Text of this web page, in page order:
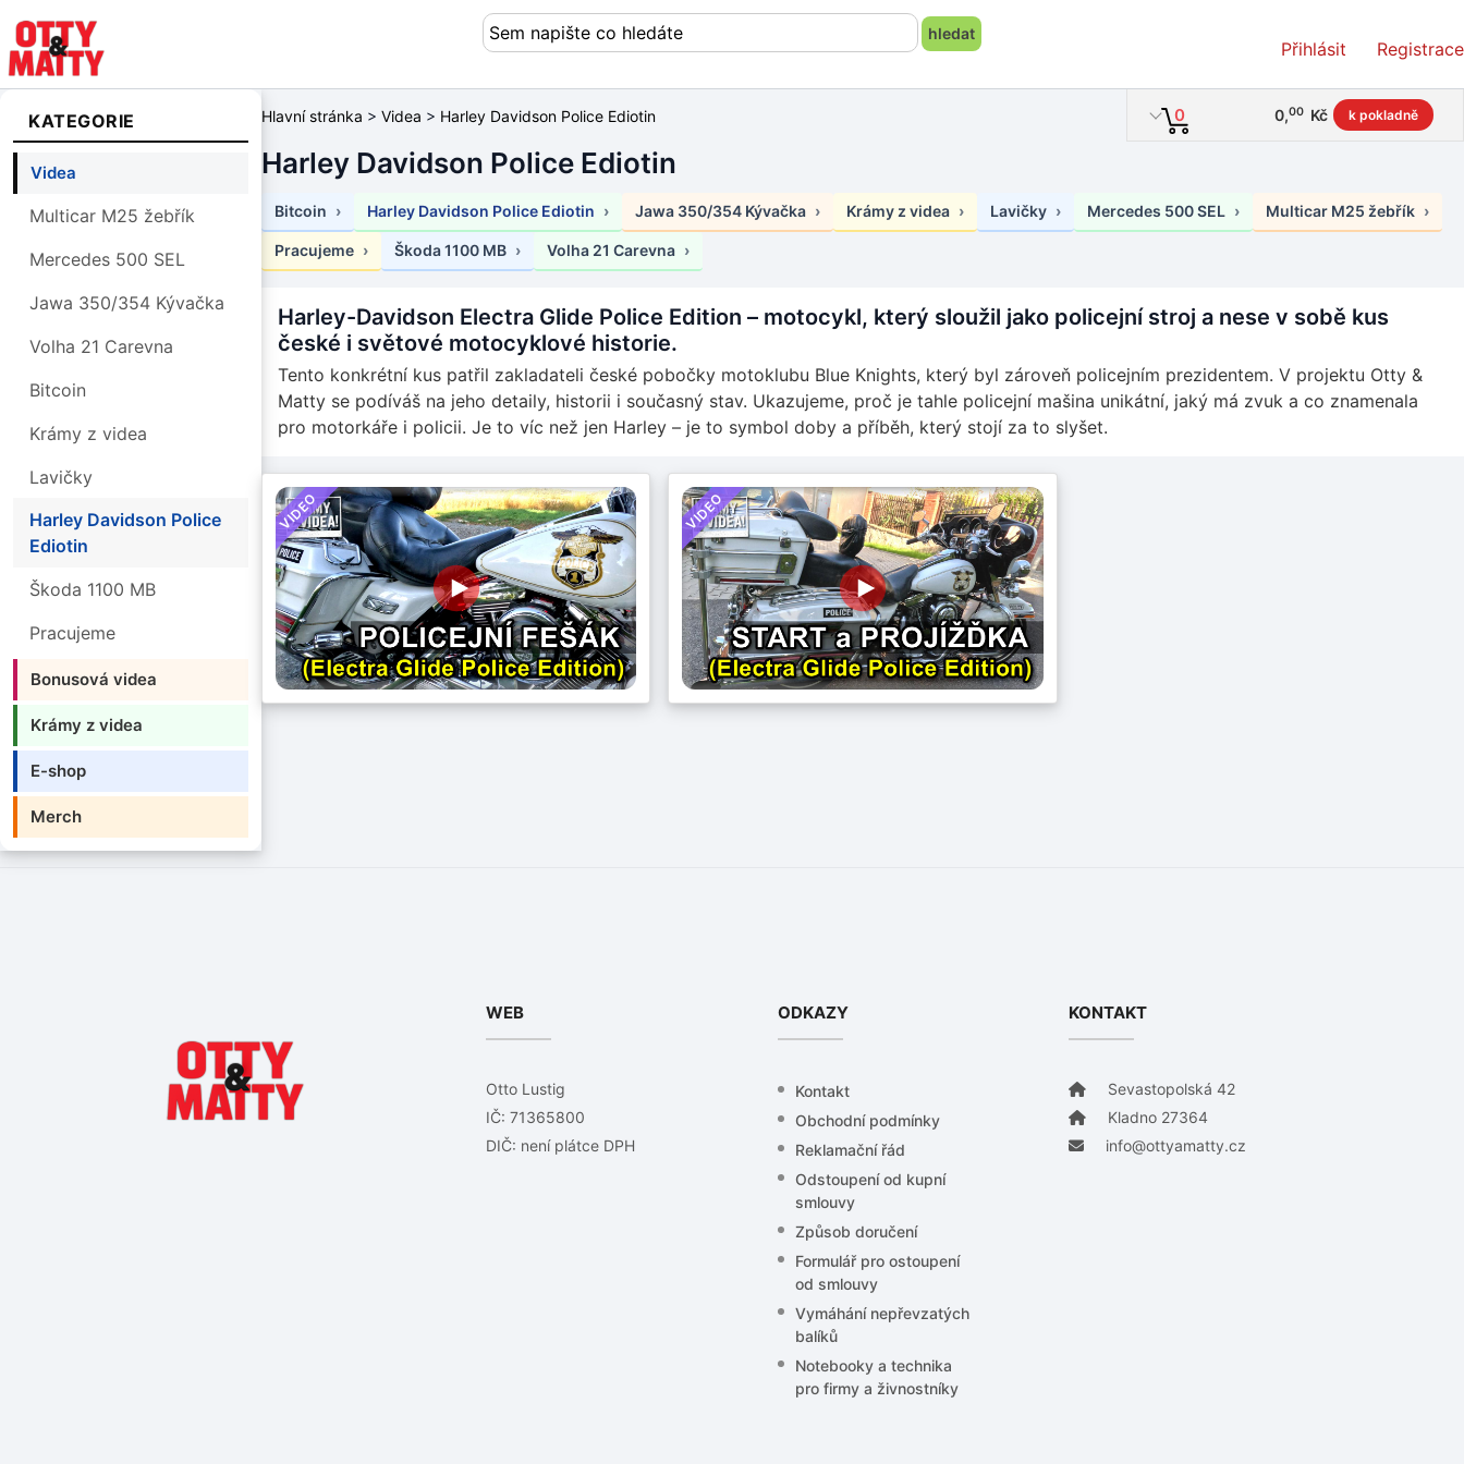
Přihlásit Registrace
0 0,00 Kč k pokladně
KATEGORIE
Videa
Multicar M25 žebřík
Mercedes 500 SEL
Jawa 350/354 Kývačka
Volha 21 Carevna
Bitcoin
Krámy z videa
Lavičky
Harley Davidson Police
Ediotin
Škoda 1100 MB
Pracujeme
Bonusová videa
Krámy z videa
E-shop
Merch
Hlavní stránka > Videa > Harley Davidson Police Ediotin
Harley Davidson Police Ediotin
Bitcoin Harley Davidson Police Ediotin Jawa 350/354 Kývačka Krámy z videa Lavičky Mercedes 500 SEL Multicar M25 žebřík
Pracujeme Škoda 1100 MB Volha 21 Carevna
Harley-Davidson Electra Glide Police Edition – motocykl, který sloužil jako policejní stroj a nese v sobě kus
české i světové motocyklové historie.
Tento konkrétní kus patřil zakladateli české pobočky motoklubu Blue Knights, který byl zároveň policejním prezidentem. V projektu Otty &
Matty se podíváš na jeho detaily, historii i současný stav. Ukazujeme, proč je tahle policejní mašina unikátní, jaký má zvuk a co znamenala
pro motorkáře i policii. Je to víc než jen Harley – je to symbol doby a příběh, který stojí za to slyšet.
VIDEO VIDEO
WEB
Otto Lustig
IČ: 71365800
DIČ: není plátce DPH
ODKAZY
Kontakt
Obchodní podmínky
Reklamační řád
Odstoupení od kupní
smlouvy
Způsob doručení
Formulář pro ostoupení
od smlouvy
Vymáhání nepřevzatých
balíků
Notebooky a technika
pro firmy a živnostníky
KONTAKT
Sevastopolská 42
Kladno 27364
info@ottyamatty.cz